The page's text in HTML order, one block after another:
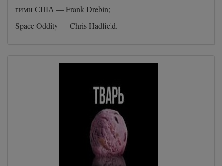
гимн США — Frank Drebin;.
Space Oddity — Chris Hadfield.